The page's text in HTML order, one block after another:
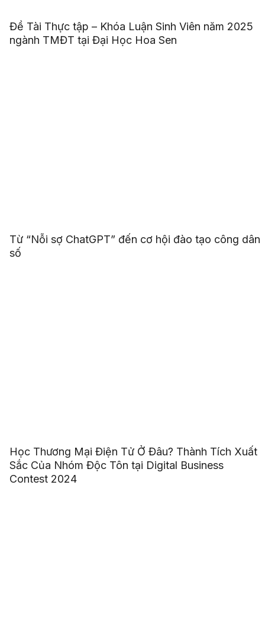
Đề Tài Thực tập – Khóa Luận Sinh Viên năm 2025
ngành TMĐT tại Đại Học Hoa Sen
Từ “Nỗi sợ ChatGPT” đến cơ hội đào tạo công dân
số
Học Thương Mại Điện Tử Ở Đâu? Thành Tích Xuất
Sắc Của Nhóm Độc Tôn tại Digital Business
Contest 2024